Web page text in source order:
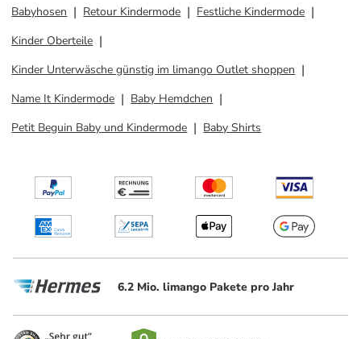
Babyhosen
Retour Kindermode
Festliche Kindermode
Kinder Oberteile
Kinder Unterwäsche günstig im limango Outlet shoppen
Name It Kindermode
Baby Hemdchen
Petit Beguin Baby und Kindermode
Baby Shirts
6.2 Mio. limango Pakete pro Jahr